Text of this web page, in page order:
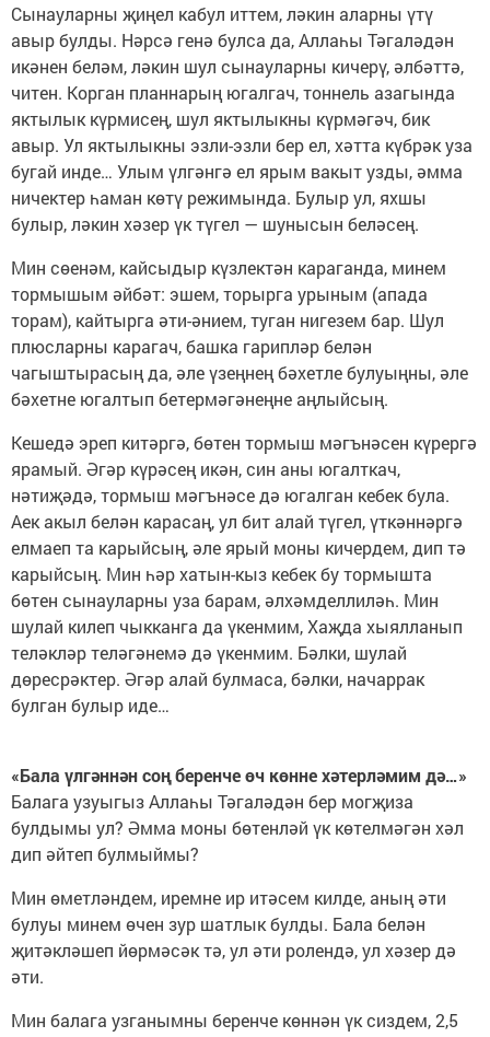
Сынауларны җиңел кабул иттем, ләкин аларны үтү
авыр булды. Нәрсә генә булса да, Аллаһы Тәгаләдән
икәнен беләм, ләкин шул сынауларны кичерү, әлбәттә,
читен. Корган планнарың югалгач, тоннель азагында
яктылык күрмисең, шул яктылыкны күрмәгәч, бик
авыр. Ул яктылыкны эзли-эзли бер ел, хәтта күбрәк уза
бугай инде… Улым үлгәнгә ел ярым вакыт узды, әмма
ничектер һаман көтү режимында. Булыр ул, яхшы
булыр, ләкин хәзер үк түгел — шунысын беләсең.
Мин сөенәм, кайсыдыр күзлектән караганда, минем
тормышым әйбәт: эшем, торырга урыным (апада
торам), кайтырга әти-әнием, туган нигезем бар. Шул
плюсларны карагач, башка гарипләр белән
чагыштырасың да, әле үзеңнең бәхетле булуыңны, әле
бәхетне югалтып бетермәгәнеңне аңлыйсың.
Кешедә эреп китәргә, бөтен тормыш мәгънәсен күрергә
ярамый. Әгәр күрәсең икән, син аны югалткач,
нәтиҗәдә, тормыш мәгънәсе дә югалган кебек була.
Аек акыл белән карасаң, ул бит алай түгел, үткәннәргә
елмаеп та карыйсың, әле ярый моны кичердем, дип тә
карыйсың. Мин һәр хатын-кыз кебек бу тормышта
бөтен сынауларны уза барам, әлхәмделлиләһ. Мин
шулай килеп чыкканга да үкенмим, Хаҗда хыялланып
теләкләр теләгәнемә дә үкенмим. Бәлки, шулай
дөресрәктер. Әгәр алай булмаса, бәлки, начаррак
булган булыр иде…
«Бала үлгәннән соң беренче өч көнне хәтерләмим дә…»
Балага узуыгыз Аллаһы Тәгаләдән бер могҗиза
булдымы ул? Әмма моны бөтенләй үк көтелмәгән хәл
дип әйтеп булмыймы?
Мин өметләндем, иремне ир итәсем килде, аның әти
булуы минем өчен зур шатлык булды. Бала белән
җитәкләшеп йөрмәсәк тә, ул әти ролендә, ул хәзер дә
әти.
Мин балага узганымны беренче көннән үк сиздем, 2,5